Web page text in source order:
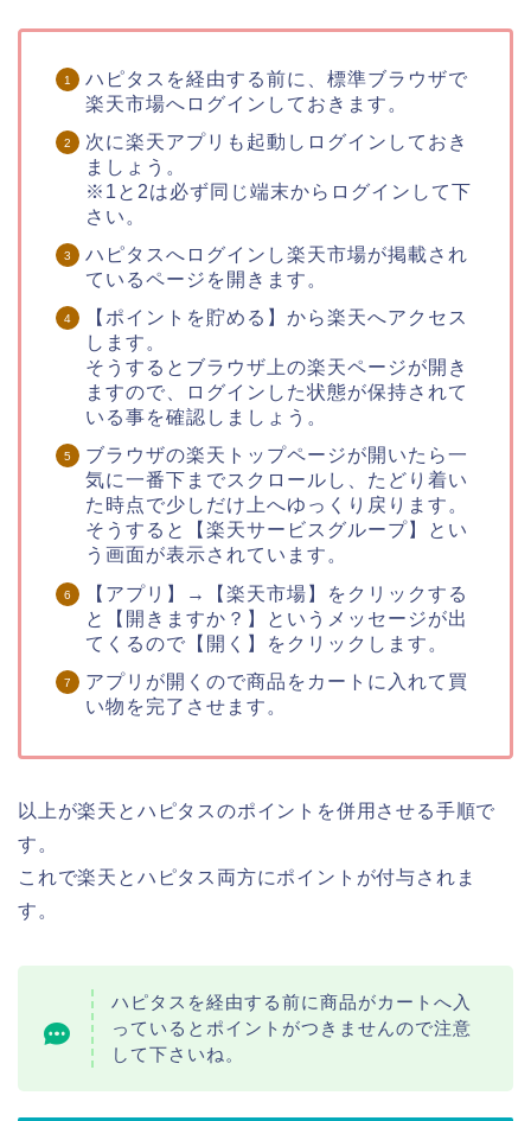
ハピタスを経由する前に、標準ブラウザで
楽天市場へログインしておきます。
次に楽天アプリも起動しログインしておき
ましょう。
※1と2は必ず同じ端末からログインして下
さい。
ハピタスへログインし楽天市場が掲載され
ているページを開きます。
【ポイントを貯める】から楽天へアクセス
します。
そうするとブラウザ上の楽天ページが開き
ますので、ログインした状態が保持されて
いる事を確認しましょう。
ブラウザの楽天トップページが開いたら一
気に一番下までスクロールし、たどり着い
た時点で少しだけ上へゆっくり戻ります。
そうすると【楽天サービスグループ】とい
う画面が表示されています。
【アプリ】→【楽天市場】をクリックする
と【開きますか？】というメッセージが出
てくるので【開く】をクリックします。
アプリが開くので商品をカートに入れて買
い物を完了させます。
以上が楽天とハピタスのポイントを併用させる手順で
す。
これで楽天とハピタス両方にポイントが付与されま
す。
ハピタスを経由する前に商品がカートへ入
っているとポイントがつきませんので注意
して下さいね。